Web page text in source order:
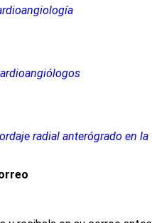
radial anterógrado en la